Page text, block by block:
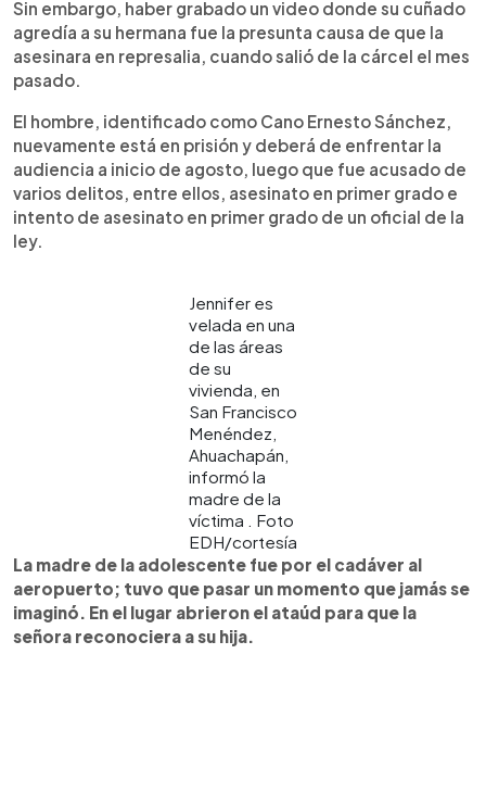
Sin embargo, haber grabado un video donde su cuñado
agredía a su hermana fue la presunta causa de que la
asesinara en represalia, cuando salió de la cárcel el mes
pasado.
El hombre, identificado como Cano Ernesto Sánchez,
nuevamente está en prisión y deberá de enfrentar la
audiencia a inicio de agosto, luego que fue acusado de
varios delitos, entre ellos, asesinato en primer grado e
intento de asesinato en primer grado de un oficial de la
ley.
Jennifer es
velada en una
de las áreas
de su
vivienda, en
San Francisco
Menéndez,
Ahuachapán,
informó la
madre de la
víctima . Foto
EDH/cortesía
La madre de la adolescente fue por el cadáver al
aeropuerto; tuvo que pasar un momento que jamás se
imaginó. En el lugar abrieron el ataúd para que la
señora reconociera a su hija.